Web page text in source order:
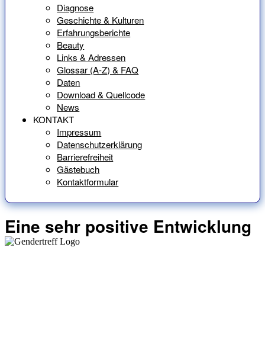
Diagnose
Geschichte & Kulturen
Erfahrungsberichte
Beauty
Links & Adressen
Glossar (A-Z) & FAQ
Daten
Download & Quellcode
News
KONTAKT
Impressum
Datenschutzerklärung
Barrierefreiheit
Gästebuch
Kontaktformular
Eine sehr positive Entwicklung